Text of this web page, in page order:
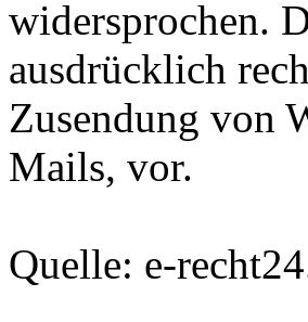
widersprochen.
ausdrücklich
Zusendung von
Mails, vor.
Quelle: e-